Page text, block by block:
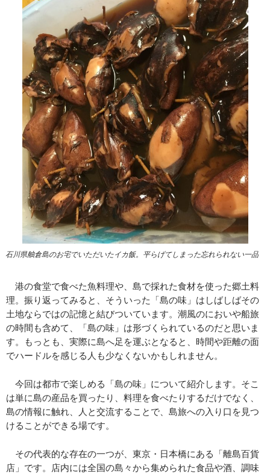
石川県舳倉島のお宅でいただいたイカ飯。平らげてしまった忘れられない一品
港の食堂で食べた魚料理や、島で採れた食材を使った郷土料
理。振り返ってみると、そういった「島の味」はしばしばその
土地ならではの記憶と結びついています。潮風のにおいや船旅
の時間も含めて、「島の味」は形づくられているのだと思いま
す。もっとも、実際に島へ足を運ぶとなると、時間や距離の面
でハードルを感じる人も少なくないかもしれません。
今回は都市で楽しめる「島の味」について紹介します。そこ
は単に島の産品を買ったり、料理を食べたりするだけでなく、
島の情報に触れ、人と交流することで、島旅への入り口を見つ
けることができる場です。
その代表的な存在の一つが、東京・日本橋にある「離島百貨
店」です。店内には全国の島々から集められた食品や酒、調味